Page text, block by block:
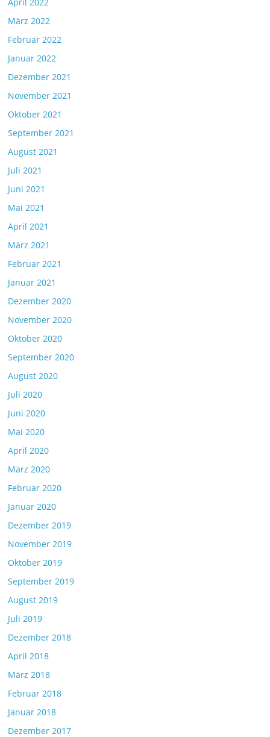
März 2022
Februar 2022
Januar 2022
Dezember 2021
November 2021
Oktober 2021
September 2021
August 2021
Juli 2021
Juni 2021
Mai 2021
April 2021
März 2021
Februar 2021
Januar 2021
Dezember 2020
November 2020
Oktober 2020
September 2020
August 2020
Juli 2020
Juni 2020
Mai 2020
April 2020
März 2020
Februar 2020
Januar 2020
Dezember 2019
November 2019
Oktober 2019
September 2019
August 2019
Juli 2019
Dezember 2018
April 2018
März 2018
Februar 2018
Januar 2018
Dezember 2017